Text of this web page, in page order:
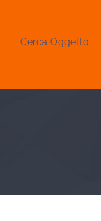
Cerca Oggetto